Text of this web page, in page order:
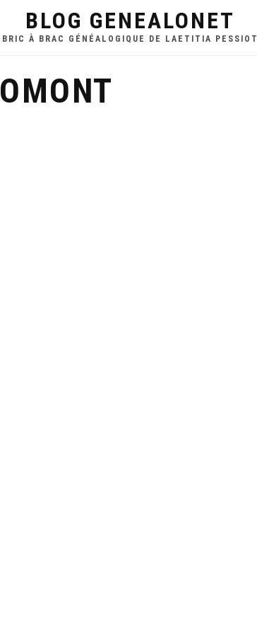
BLOG GENEALONET
BRIC À BRAC GÉNÉALOGIQUE DE LAETITIA PESSIOT
OMONT